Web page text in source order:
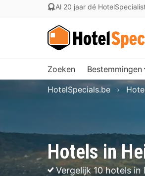
Al 20 jaar dé
Zoeken Bestemmingen
Hotels in
Vergelijk 10 hotels
HotelSpecials.be